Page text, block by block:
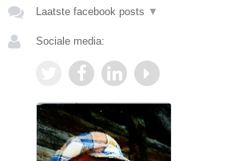
Laatste facebook posts ▼
Sociale media: